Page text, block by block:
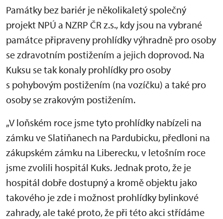
Památky bez bariér je několikaletý společný
projekt NPÚ a NZRP ČR z.s., kdy jsou na vybrané
památce připraveny prohlídky výhradně pro osoby
se zdravotním postižením a jejich doprovod. Na
Kuksu se tak konaly prohlídky pro osoby
s pohybovým postižením (na vozíčku) a také pro
osoby se zrakovým postižením.
„V loňském roce jsme tyto prohlídky nabízeli na
zámku ve Slatiňanech na Pardubicku, předloni na
zákupském zámku na Liberecku, v letošním roce
jsme zvolili hospitál Kuks. Jednak proto, že je
hospitál dobře dostupný a kromě objektu jako
takového je zde i možnost prohlídky bylinkové
zahrady, ale také proto, že při této akci střídáme